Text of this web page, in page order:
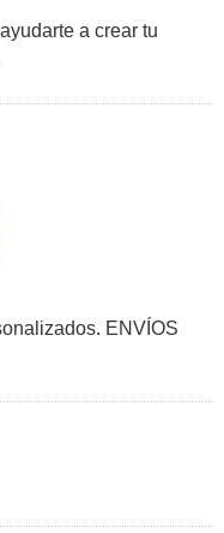
a crear tu
ENVÍOS